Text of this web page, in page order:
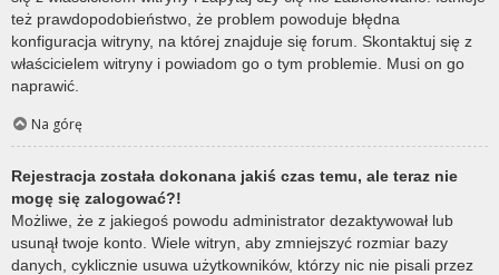
też prawdopodobieństwo, że problem powoduje błędna
konfiguracja witryny, na której znajduje się forum. Skontaktuj się z
właścicielem witryny i powiadom go o tym problemie. Musi on go
naprawić.
Na górę
Rejestracja została dokonana jakiś czas temu, ale teraz nie
mogę się zalogować?!
Możliwe, że z jakiegoś powodu administrator dezaktywował lub
usunął twoje konto. Wiele witryn, aby zmniejszyć rozmiar bazy
danych, cyklicznie usuwa użytkowników, którzy nic nie pisali przez